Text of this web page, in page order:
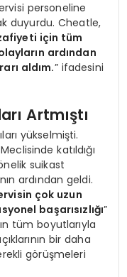
personeline
duyurdu. Cheatle,
için tüm
ardından
aldım.” ifadesini
Artmıştı
yükselmişti.
katıldığı
suikast
ardından geldi.
çok uzun
başarısızlığı”
tüm boyutlarıyla
bir daha
görüşmeleri